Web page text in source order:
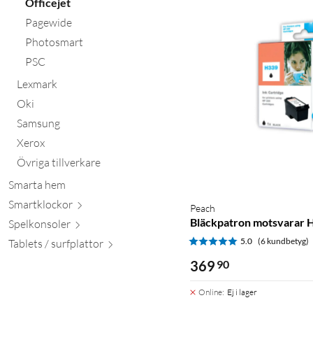
Pagewide
Photosmart
PSC
Lexmark
Oki
Samsung
Xerox
Övriga tillverkare
Smarta hem
Smartklockor
Spelkonsoler
Tablets / surfplattor
Peach
Bläckpatron motsvarar
5.0 (6 kundbetyg)
369 90
Online: Ej i lager